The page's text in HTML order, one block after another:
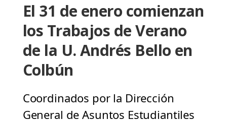
El 31 de enero comienzan
los Trabajos de Verano
de la U. Andrés Bello en
Colbún
Coordinados por la Dirección
General de Asuntos Estudiantiles